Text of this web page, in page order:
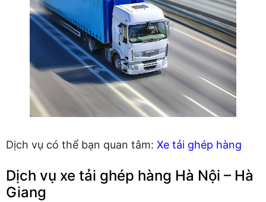
Dịch vụ có thể bạn quan tâm: Xe tải ghép hàng
Dịch vụ xe tải ghép hàng Hà Nội – Hà
Giang